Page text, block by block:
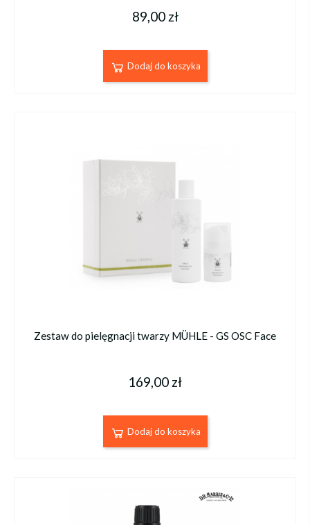
89,00 zł
Dodaj do koszyka
Zestaw do pielęgnacji twarzy MÜHLE - GS OSC Face
169,00 zł
Dodaj do koszyka